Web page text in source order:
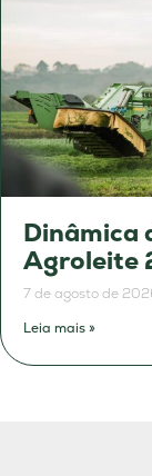
Dinâmica
Agroleite
7 de agosto de
Leia mais »